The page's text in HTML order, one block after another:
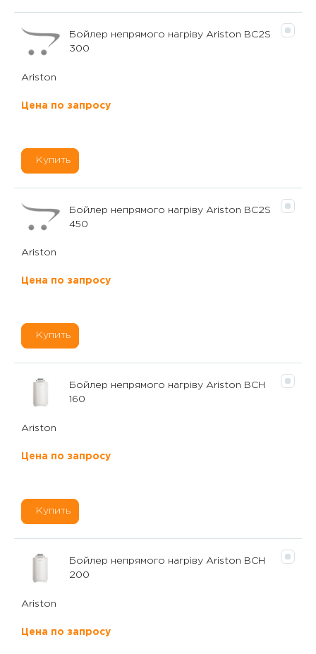
Бойлер непрямого нагріву Ariston BC2S
300
Ariston
Цена по запросу
Купить
Бойлер непрямого нагріву Ariston BC2S
450
Ariston
Цена по запросу
Купить
Бойлер непрямого нагріву Ariston BCH
160
Ariston
Цена по запросу
Купить
Бойлер непрямого нагріву Ariston BCH
200
Ariston
Цена по запросу